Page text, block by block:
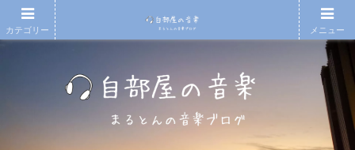
カテゴリー メニュー